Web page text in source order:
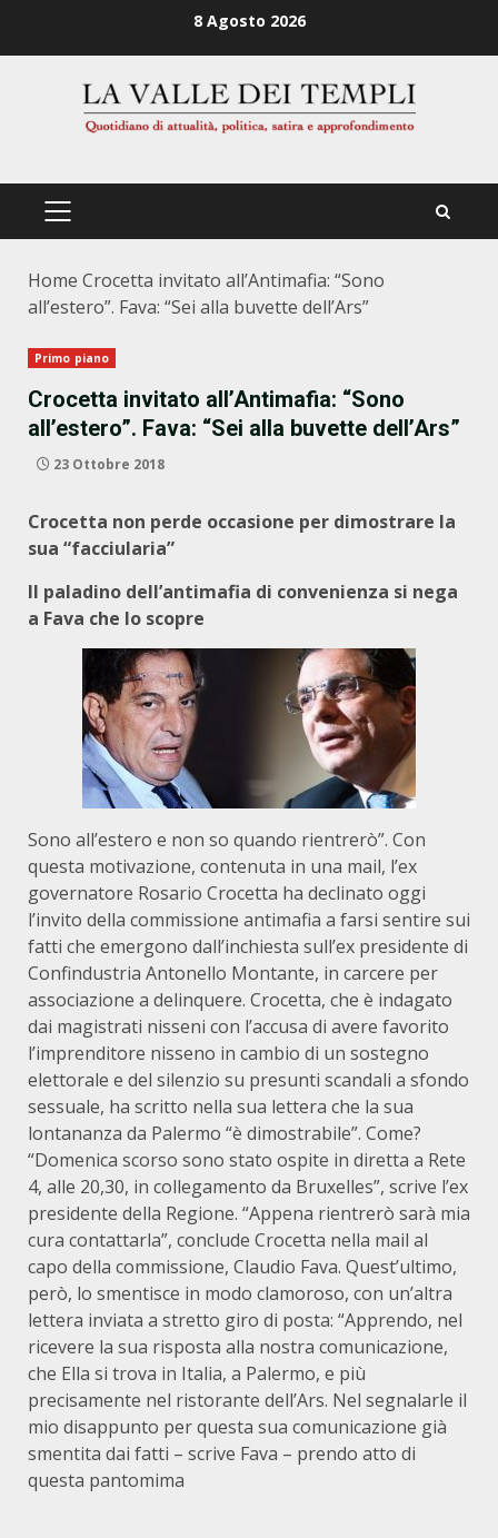
8 Agosto 2026
PRIMÄRES
Home Crocetta invitato all’Antimafia: “Sono
all’estero”. Fava: “Sei alla buvette dell’Ars”
Primo piano
Crocetta invitato all’Antimafia: “Sono
all’estero”. Fava: “Sei alla buvette dell’Ars”
23 Ottobre 2018
Crocetta non perde occasione per dimostrare la
sua “facciularia”
Il paladino dell’antimafia di convenienza si nega
a Fava che lo scopre
Sono all’estero e non so quando rientrerò”. Con
questa motivazione, contenuta in una mail, l’ex
governatore Rosario Crocetta ha declinato oggi
l’invito della commissione antimafia a farsi sentire sui
fatti che emergono dall’inchiesta sull’ex presidente di
Confindustria Antonello Montante, in carcere per
associazione a delinquere. Crocetta, che è indagato
dai magistrati nisseni con l’accusa di avere favorito
l’imprenditore nisseno in cambio di un sostegno
elettorale e del silenzio su presunti scandali a sfondo
sessuale, ha scritto nella sua lettera che la sua
lontananza da Palermo “è dimostrabile”. Come?
“Domenica scorso sono stato ospite in diretta a Rete
4, alle 20,30, in collegamento da Bruxelles”, scrive l’ex
presidente della Regione. “Appena rientrerò sarà mia
cura contattarla”, conclude Crocetta nella mail al
capo della commissione, Claudio Fava. Quest’ultimo,
però, lo smentisce in modo clamoroso, con un’altra
lettera inviata a stretto giro di posta: “Apprendo, nel
ricevere la sua risposta alla nostra comunicazione,
che Ella si trova in Italia, a Palermo, e più
precisamente nel ristorante dell’Ars. Nel segnalarle il
mio disappunto per questa sua comunicazione già
smentita dai fatti – scrive Fava – prendo atto di
questa pantomima